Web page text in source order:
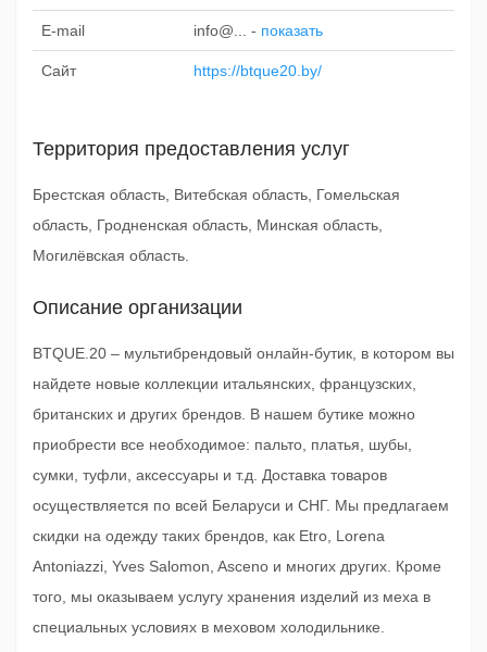
E-mail info@... - показать
Сайт https://btque20.by/
Территория предоставления услуг
Брестская область, Витебская область, Гомельская
область, Гродненская область, Минская область,
Могилёвская область.
Описание организации
BTQUE.20 – мультибрендовый онлайн-бутик, в котором вы
найдете новые коллекции итальянских, французских,
британских и других брендов. В нашем бутике можно
приобрести все необходимое: пальто, платья, шубы,
сумки, туфли, аксессуары и т.д. Доставка товаров
осуществляется по всей Беларуси и СНГ. Мы предлагаем
скидки на одежду таких брендов, как Etro, Lorena
Antoniazzi, Yves Salomon, Asceno и многих других. Кроме
того, мы оказываем услугу хранения изделий из меха в
специальных условиях в меховом холодильнике.